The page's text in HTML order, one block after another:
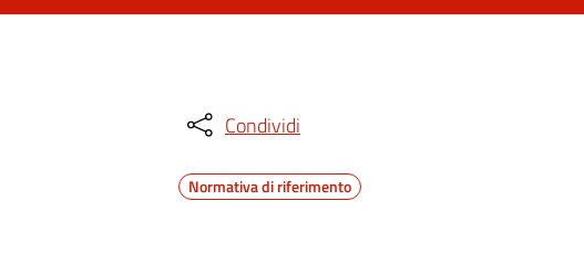
Condividi
Normativa di riferimento